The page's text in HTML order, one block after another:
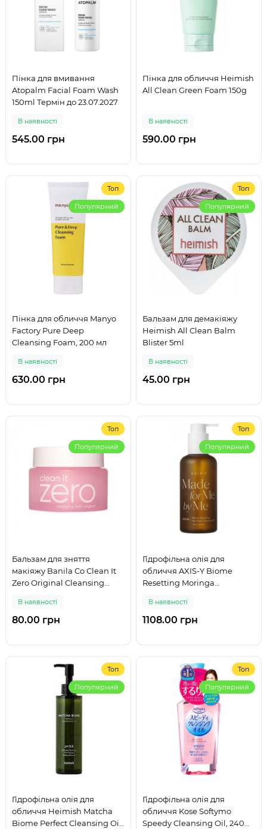
Пінка для вмивання
Atopalm Facial Foam Wash
150ml Термін до 23.07.2027
В наявності
545.00 грн
Пінка для обличчя Heimish
All Clean Green Foam 150g
В наявності
590.00 грн
Топ
Популярний
Пінка для обличчя Manyo
Factory Pure Deep
Cleansing Foam, 200 мл
В наявності
630.00 грн
Топ
Популярний
Бальзам для демакіяжу
Heimish All Clean Balm
Blister 5ml
В наявності
45.00 грн
Топ
Популярний
Бальзам для зняття
макіяжу Banila Co Clean It
Zero Original Cleansing
В наявності
80.00 грн
Топ
Популярний
Гідрофільна олія для
обличчя AXIS-Y Biome
Resetting Moringa
до 29.07.2027
В наявності
1108.00 грн
Топ
Популярний
Гідрофільна олія для
обличчя Heimish Matcha
Biome Perfect Cleansing Oil,
Топ
Популярний
Гідрофільна олія для
обличчя Kose Softymo
Speedy Cleansing Oil, 240